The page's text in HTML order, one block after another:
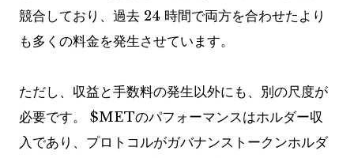
競合しており、過去 24 時間で両方を合わせたより
も多くの料金を発生させています。
ただし、収益と手数料の発生以外にも、別の尺度が
必要です。 $METのパフォーマンスはホルダー収
入であり、プロトコルがガバナンストークンホルダ